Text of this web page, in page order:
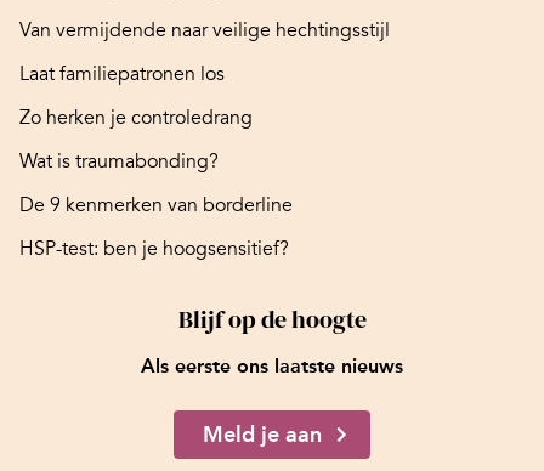
Van vermijdende naar veilige hechtingsstijl
Laat familiepatronen los
Zo herken je controledrang
Wat is traumabonding?
De 9 kenmerken van borderline
HSP-test: ben je hoogsensitief?
Blijf op de hoogte
Als eerste ons laatste nieuws
Meld je aan